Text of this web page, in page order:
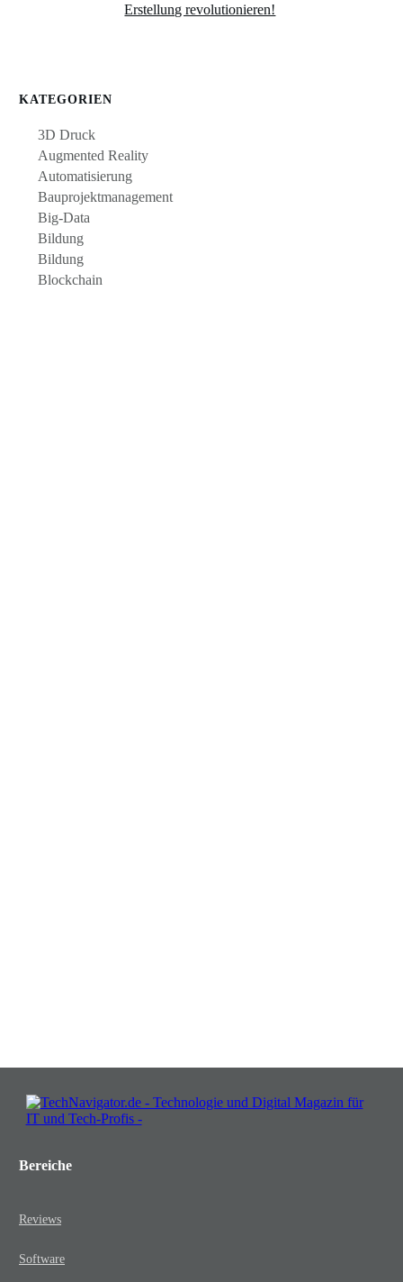
Erstellung revolutionieren!
KATEGORIEN
3D Druck
Augmented Reality
Automatisierung
Bauprojektmanagement
Big-Data
Bildung
Bildung
Blockchain
Bereiche
Reviews
Software